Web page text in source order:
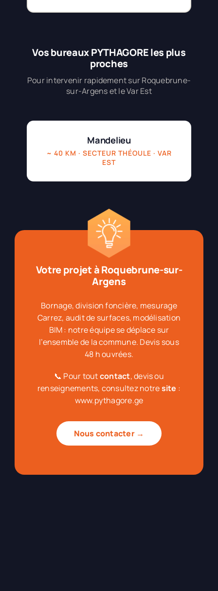
Vos bureaux PYTHAGORE les plus
proches
Pour intervenir rapidement sur Roquebrune-
sur-Argens et le Var Est
Mandelieu
~ 40 KM · SECTEUR THÉOULE · VAR
EST
Votre projet à Roquebrune-sur-
Argens
Bornage, division foncière, mesurage
Carrez, audit de surfaces, modélisation
BIM : notre équipe se déplace sur
l’ensemble de la commune. Devis sous
48 h ouvrées.
📞 Pour toutcontact, devis ou
renseignements, consultez notresite :
www.pythagore.ge
Nous contacter →